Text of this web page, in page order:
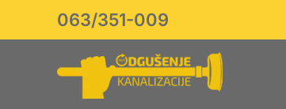
063/351-009